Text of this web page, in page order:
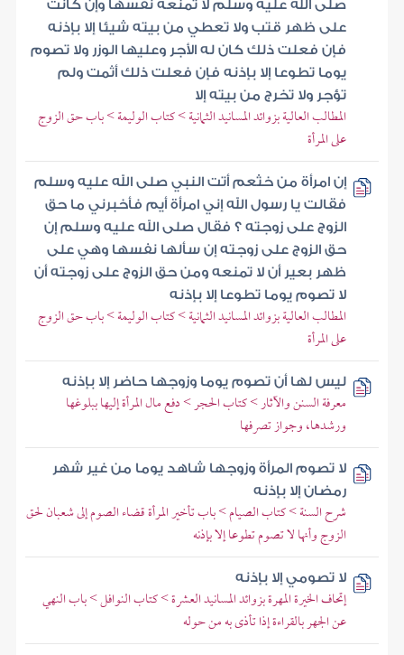
صلى الله عليه وسلم لا تمنعه نفسها وإن كانت
على ظهر قتب ولا تعطي من بيته شيئا إلا بإذنه
فإن فعلت ذلك كان له الأجر وعليها الوزر ولا تصوم
يوما تطوعا إلا بإذنه فإن فعلت ذلك أثمت ولم
تؤجر ولا تخرج من بيته إلا
المطالب العالية بزوائد المسانيد الثمانية > كتاب الوليمة > باب حق الزوج
على المرأة
إن امرأة من خثعم أتت النبي صلى الله عليه وسلم
فقالت يا رسول الله إني امرأة أيم فأخبرني ما حق
الزوج على زوجته ؟ فقال صلى الله عليه وسلم إن
حق الزوج على زوجته إن سألها نفسها وهي على
ظهر بعير أن لا تمنعه ومن حق الزوج على زوجته أن
لا تصوم يوما تطوعا إلا بإذنه
المطالب العالية بزوائد المسانيد الثمانية > كتاب الوليمة > باب حق الزوج
على المرأة
ليس لها أن تصوم يوما وزوجها حاضر إلا بإذنه
معرفة السنن والآثار > كتاب الحجر > دفع مال المرأة إليها ببلوغها
ورشدها، وجواز تصرفها
لا تصوم المرأة وزوجها شاهد يوما من غير شهر
رمضان إلا بإذنه
شرح السنة > كتاب الصيام > باب تأخير المرأة قضاء الصوم إلى شعبان لحق
الزوج وأنها لا تصوم تطوعا إلا بإذنه
لا تصومي إلا بإذنه
إتحاف الخيرة المهرة بزوائد المسانيد العشرة > كتاب النوافل > باب النهي
عن الجهر بالقراءة إذا تأذى به من حوله